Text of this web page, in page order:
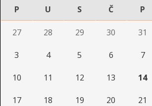
P U S Č P
27 28 29 30 31
3 4 5 6 7
10 11 12 13 14
17 18 19 20 21